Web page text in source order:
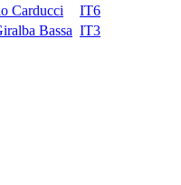
Carducci
IT6
Bassa IT3